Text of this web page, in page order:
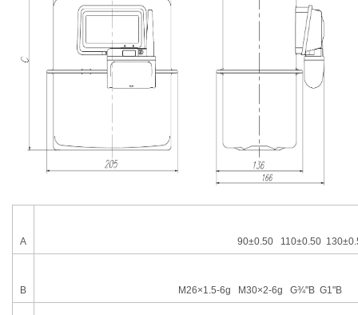
A 90±0.50 110±0.50
B M26×1.5-6g M30×2-6g G¾"B G1"B